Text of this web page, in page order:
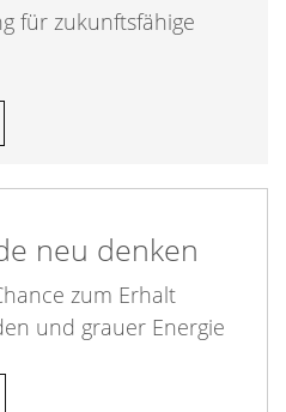
für zukunftsfähige
neu denken
zum Erhalt
und grauer Energie